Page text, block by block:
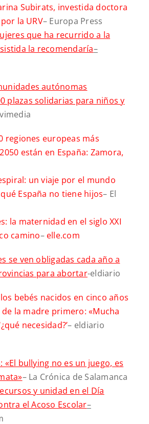
Subirats, investida doctora
la URV– Europa Press
que ha recurrido a la
la recomendaría–
autónomas
plazas solidarias para niños y
regiones europeas más
están en España: Zamora,
un viaje por el mundo
España no tiene hijos– El
la maternidad en el siglo XXI
camino– elle.com
se ven obligadas cada año a
para abortar-eldiario
bebés nacidos en cinco años
la madre primero: «Mucha
necesidad?’– eldiario
«El bullying no es un juego, es
– La Crónica de Salamanca
y unidad en el Día
el Acoso Escolar–